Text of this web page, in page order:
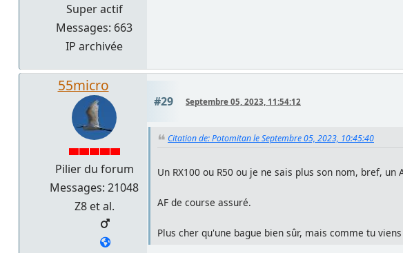
Super actif
Messages: 663
IP archivée
55micro
Pilier du forum
Messages: 21048
Z8 et al.
#29 Septembre 05, 2023, 11:54:12
Citation de: Potomitan le Septembre 05, 2023, 10:45:40
Un RX100 ou R50 ou je ne sais plus son nom, bref,
AF de course assuré.
Plus cher qu'une bague bien sûr, mais comme tu